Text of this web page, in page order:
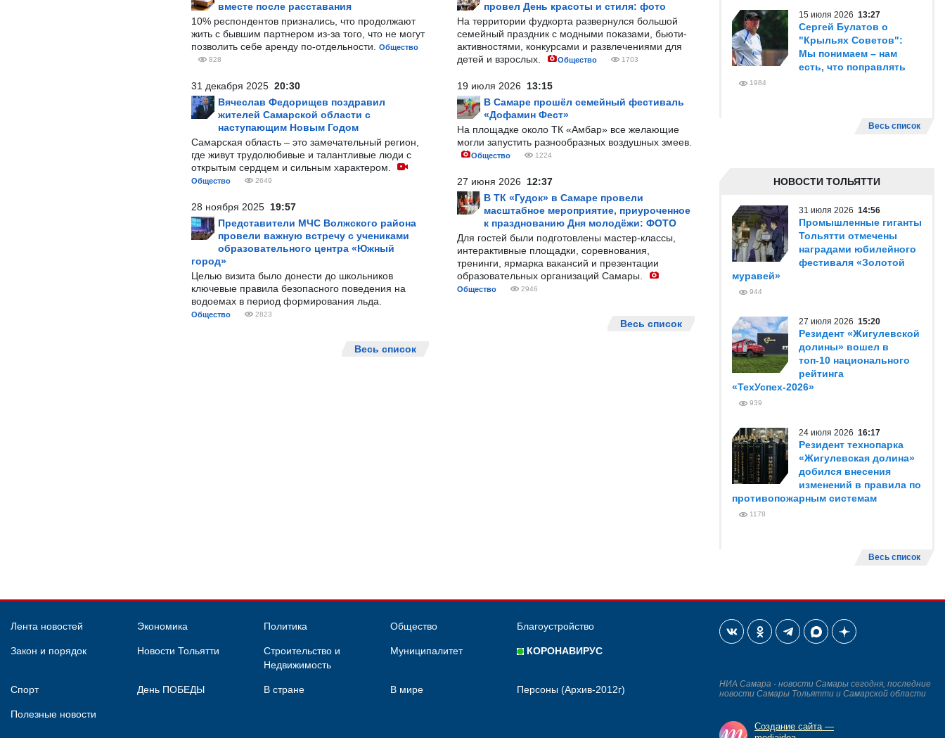
вместе после расставания
10% респондентов признались, что продолжают
жить с бывшим партнером из-за того, что не могут
позволить себе аренду по-отдельности.
Общество
828
31 декабря 2025 20:30
Вячеслав Федорищев поздравил
жителей Самарской области с
наступающим Новым Годом
Самарская область – это замечательный регион,
где живут трудолюбивые и талантливые люди с
открытым сердцем и сильным характером.
Общество 2649
28 ноября 2025 19:57
Представители МЧС Волжского района
провели важную встречу с учениками
образовательного центра «Южный
город»
Целью визита было донести до школьников
ключевые правила безопасного поведения на
водоемах в период формирования льда.
Общество 2823
Весь список
провел День красоты и стиля: фото
На территории фудкорта развернулся большой
семейный праздник с модными показами, бьюти-
активностями, конкурсами и развлечениями для
детей и взрослых.
Общество 1703
19 июля 2026 13:15
В Самаре прошёл семейный фестиваль
«Дофамин Фест»
На площадке около ТК «Амбар» все желающие
могли запустить разнообразных воздушных змеев.
Общество 1224
27 июня 2026 12:37
В ТК «Гудок» в Самаре провели
масштабное мероприятие, приуроченное
к празднованию Дня молодёжи: ФОТО
Для гостей были подготовлены мастер-классы,
интерактивные площадки, соревнования,
тренинги, ярмарка вакансий и презентации
образовательных организаций Самары.
Общество 2946
Весь список
15 июля 2026 13:27
Сергей Булатов о
"Крыльях Советов":
Мы понимаем – нам
есть, что поправлять
1984
Весь список
НОВОСТИ ТОЛЬЯТТИ
31 июля 2026 14:56
Промышленные гиганты
Тольятти отмечены
наградами юбилейного
фестиваля «Золотой
муравей»
944
27 июля 2026 15:20
Резидент «Жигулевской
долины» вошел в
топ-10 национального
рейтинга
«ТехУспех-2026»
939
24 июля 2026 16:17
Резидент технопарка
«Жигулевская долина»
добился внесения
изменений в правила по
противопожарным системам
1178
Весь список
Лента новостей Экономика Политика Общество Благоустройство
Закон и порядок Новости Тольятти
Строительство и
Недвижимость
Муниципалитет КОРОНАВИРУС
Спорт День ПОБЕДЫ В стране В мире Персоны (Архив-2012г)
Полезные новости
НИА Самара - новости Самары сегодня, последние
новости Самары Тольятти и Самарской области
Создание сайта —